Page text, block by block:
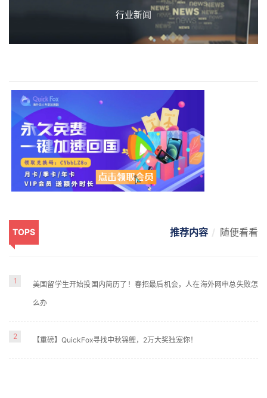
行业新闻
TOPS 推荐内容 随便看看
1 美国留学生开始投国内简历了！春招最后机会，人在海外网申总失败怎
么办
2 【重磅】QuickFox寻找中秋锦鲤，2万大奖独宠你！